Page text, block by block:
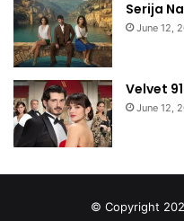
Serija
June 12,
Velvet
June 12,
© Copyright